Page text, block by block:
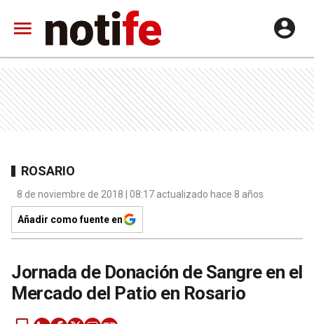
ROSARIO
8 de noviembre de 2018 | 08:17 actualizado hace 8 años
Añadir como fuente en
Jornada de Donación de Sangre en el
Mercado del Patio en Rosario